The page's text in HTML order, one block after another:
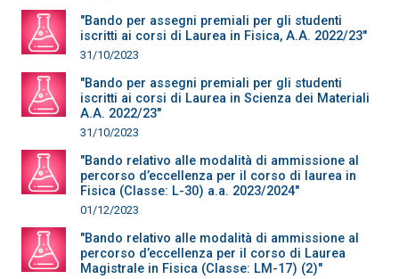
"Bando per assegni premiali per gli studenti
iscritti ai corsi di Laurea in Fisica, A.A. 2022/23"
31/10/2023
"Bando per assegni premiali per gli studenti
iscritti ai corsi di Laurea in Scienza dei Materiali
A.A. 2022/23"
31/10/2023
"Bando relativo alle modalità di ammissione al
percorso d’eccellenza per il corso di laurea in
Fisica (Classe: L-30) a.a. 2023/2024"
01/12/2023
"Bando relativo alle modalità di ammissione al
percorso d’eccellenza per il corso di Laurea
Magistrale in Fisica (Classe: LM-17) (2)"